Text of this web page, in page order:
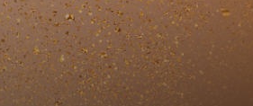
후원하기 매거진